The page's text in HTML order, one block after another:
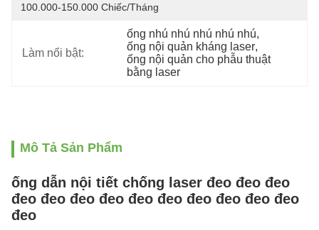
100.000-150.000 Chiếc/tháng
Làm nổi bật:
ống nhú nhú nhú nhú nhú,
ống nội quản kháng laser,
ống nội quản cho phẫu thuật
bằng laser
Mô Tả Sản Phẩm
ống dẫn nội tiết chống laser đeo đeo đeo
đeo đeo đeo đeo đeo đeo đeo đeo đeo đeo
đeo